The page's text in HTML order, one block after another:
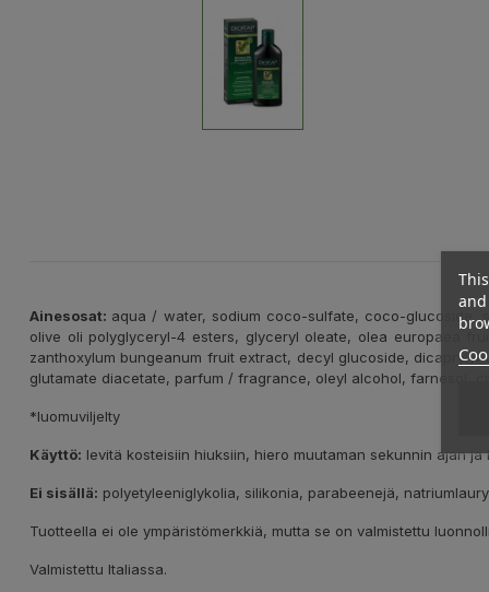
Ainesosat: aqua / water, sodium coco-sulfate, coco-glucoside,
olive oli polyglyceryl-4 esters, glyceryl oleate, olea europaea
zanthoxylum bungeanum fruit extract, decyl glucoside,
glutamate diacetate, parfum / fragrance, oleyl alcohol, farnesol,
*luomuviljelty
Käyttö: levitä kosteisiin hiuksiin, hiero muutaman sekunnin ajan
Ei sisällä: polyetyleeniglykolia, silikonia, parabeenejä,
Tuotteella ei ole ympäristömerkkiä, mutta se on valmistettu
Valmistettu Italiassa.